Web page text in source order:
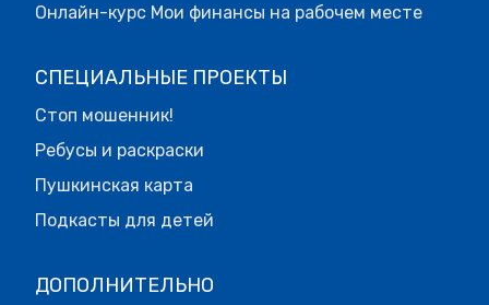
Онлайн-курс Мои финансы на рабочем месте
СПЕЦИАЛЬНЫЕ ПРОЕКТЫ
Стоп мошенник!
Ребусы и раскраски
Пушкинская карта
Подкасты для детей
ДОПОЛНИТЕЛЬНО